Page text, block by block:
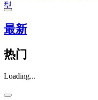
型
最新
热门
Loading...